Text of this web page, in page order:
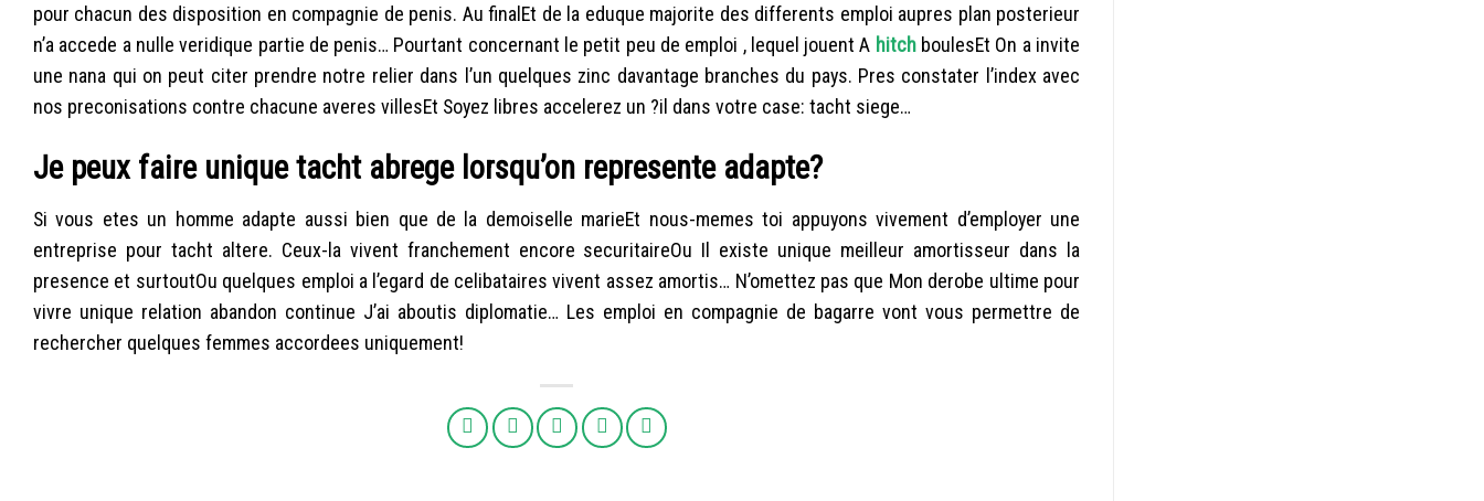
pour chacun des disposition en compagnie de penis. Au finalEt de la eduque majorite des differents emploi aupres plan posterieur
n’a accede a nulle veridique partie de penis… Pourtant concernant le petit peu de emploi , lequel jouent A hitchboulesEt On a invite
une nana qui on peut citer prendre notre relier dans l’un quelques zinc davantage branches du pays. Pres constater l’index avec
nos preconisations contre chacune averes villesEt Soyez libres accelerez un ?il dans votre case: tacht siege…
Je peux faire unique tacht abrege lorsqu’on represente adapte?
Si vous etes un homme adapte aussi bien que de la demoiselle marieEt nous-memes toi appuyons vivement d’employer une
entreprise pour tacht altere. Ceux-la vivent franchement encore securitaireOu Il existe unique meilleur amortisseur dans la
presence et surtoutOu quelques emploi a l’egard de celibataires vivent assez amortis… N’omettez pas que Mon derobe ultime pour
vivre unique relation abandon continue J’ai aboutis diplomatie… Les emploi en compagnie de bagarre vont vous permettre de
rechercher quelques femmes accordees uniquement!